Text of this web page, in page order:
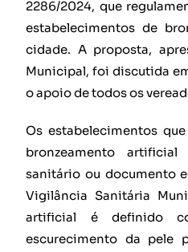
2286/2024, que
estabelecimentos de
cidade. A proposta,
Municipal, foi discutida
o apoio de todos os
Os estabelecimentos
bronzeamento
sanitário ou documento
Vigilância Sanitária
artificial é definido
escurecimento da pele